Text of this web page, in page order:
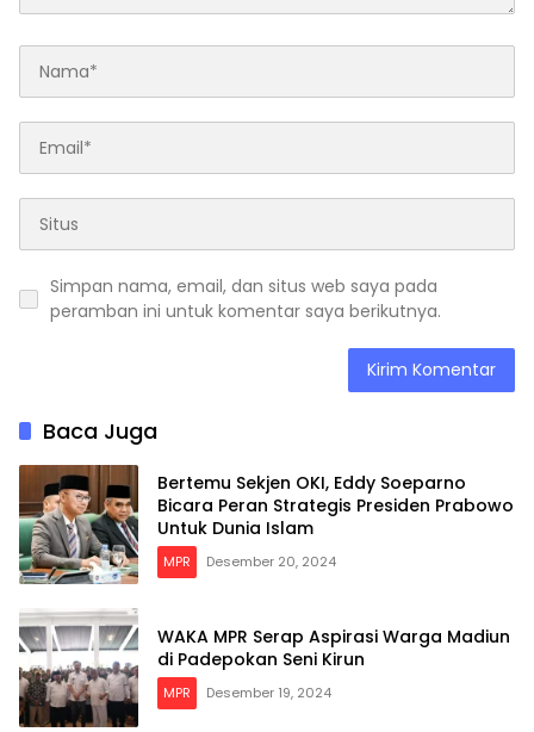
Simpan nama, email, dan situs web saya pada
peramban ini untuk komentar saya berikutnya.
Baca Juga
Bertemu Sekjen OKI, Eddy Soeparno
Bicara Peran Strategis Presiden Prabowo
Untuk Dunia Islam
MPR Desember 20, 2024
WAKA MPR Serap Aspirasi Warga Madiun
di Padepokan Seni Kirun
MPR Desember 19, 2024